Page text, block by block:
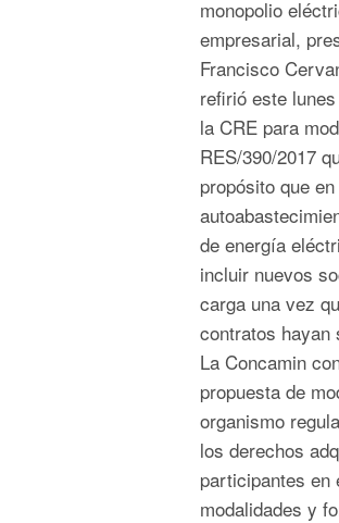
monopolio
empresarial,
Francisco
refirió este
la CRE para
RES/390/2017
propósito que
de energía
incluir nuevos
carga una vez
contratos hayan
La Concamin
propuesta de
organismo
los derechos
participantes en
modalidades y